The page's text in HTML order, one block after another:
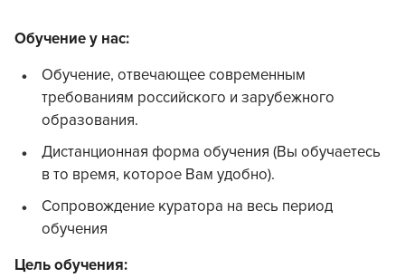
Обучение у нас:
Обучение, отвечающее современным
требованиям российского и зарубежного
образования.
Дистанционная форма обучения (Вы обучаетесь
в то время, которое Вам удобно).
Сопровождение куратора на весь период
обучения
Цель обучения: